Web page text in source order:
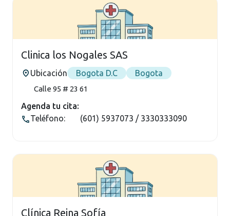
Clinica los Nogales SAS
Ubicación Bogota D.C Bogota
Calle 95 # 23 61
Agenda tu cita:
Teléfono:
(601) 5937073 / 3330333090
Clínica Reina Sofía